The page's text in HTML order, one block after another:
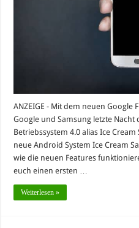
ANZEIGE - Mit dem neuen Google
Google und Samsung letzte Nacht
Betriebssystem 4.0 alias Ice
neue Android System Ice Cream
wie die neuen Features
euch einen ersten …
Weiterlesen »